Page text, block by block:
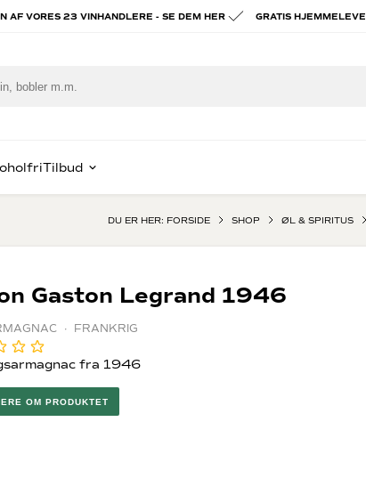
AF VORES 23 VINHANDLERE - SE DEM HER GRATIS
di
Chablis
Alsace
Hvid Bourgogne
& Armagnac
spiritus
to drink
Tilbud
DU ER HER: FORSIDE SHOP ØL & SPIRITUS
Gaston Legrand 1946
· FRANKRIG
fra 1946
OM PRODUKTET